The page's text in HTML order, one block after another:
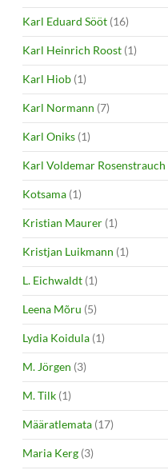
Karl Eduard Sööt (16)
Karl Heinrich Roost (1)
Karl Hiob (1)
Karl Normann (7)
Karl Oniks (1)
Karl Voldemar Rosenstrauch
Kotsama (1)
Kristian Maurer (1)
Kristjan Luikmann (1)
L. Eichwaldt (1)
Leena Mõru (5)
Lydia Koidula (1)
M. Jörgen (3)
M. Tilk (1)
Määratlemata (17)
Maria Kerg (3)